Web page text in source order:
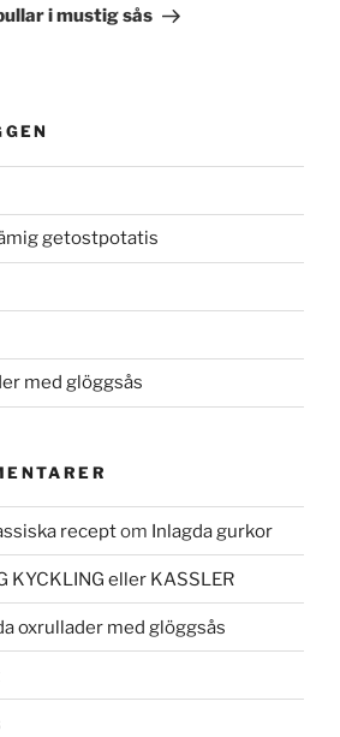
i mustig sås
getostpotatis
med glöggsås
receptom Inlagda gurkor
KYCKLING eller KASSLER
oxrullader med glöggsås